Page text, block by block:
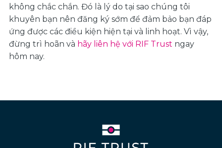
không chắc chắn. Đó là lý do tại sao chúng tôi
khuyên bạn nên đăng ký sớm để đảm bảo bạn đáp
ứng được các điều kiện hiện tại và linh hoạt. Vì vậy,
đừng trì hoãn và hãy liên hệ với RIF Trust ngay
hôm nay.